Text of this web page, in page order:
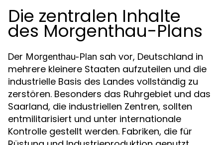
Die zentralen Inhalte
des Morgenthau-Plans
Der Morgenthau-Plan sah vor, Deutschland in
mehrere kleinere Staaten aufzuteilen und die
industrielle Basis des Landes vollständig zu
zerstören. Besonders das Ruhrgebiet und das
Saarland, die industriellen Zentren, sollten
entmilitarisiert und unter internationale
Kontrolle gestellt werden. Fabriken, die für